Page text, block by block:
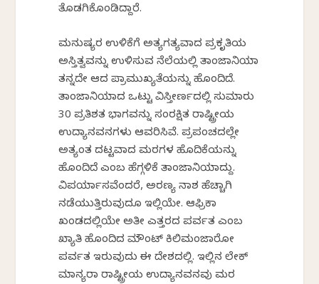
ತೊಡಗಿಕೊಂಡಿದ್ದಾರೆ.
ಮನುಷ್ಯರ ಉಳಿಕೆಗೆ ಅತ್ಯಗತ್ಯವಾದ ಪ್ರಕೃತಿಯ
ಅಸ್ತಿತ್ವವನ್ನು ಉಳಿಸುವ ನೆಲೆಯಲ್ಲಿ ತಾಂಜಾನಿಯಾ
ತನ್ನದೇ ಆದ ಪ್ರಾಮುಖ್ಯತೆಯನ್ನು ಹೊಂದಿದೆ.
ತಾಂಜಾನಿಯಾದ ಒಟ್ಟು ವಿಸ್ತೀರ್ಣದಲ್ಲಿ ಸುಮಾರು
30 ಪ್ರತಿಶತ ಭಾಗವನ್ನು ಸಂರಕ್ಷಿತ ರಾಷ್ಟ್ರೀಯ
ಉದ್ಯಾನವನಗಳು ಆವರಿಸಿವೆ. ಪ್ರಪಂಚದಲ್ಲೇ
ಅತ್ಯಂತ ದಟ್ಟವಾದ ಮರಗಳ ಹೊದಿಕೆಯನ್ನು
ಹೊಂದಿದೆ ಎಂಬ ಹೆಗ್ಗಳಿಕೆ ತಾಂಜಾನಿಯಾದ್ದು.
ವಿಪರ್ಯಾಸವೆಂದರೆ, ಅರಣ್ಯ ನಾಶ ಹೆಚ್ಚಾಗಿ
ನಡೆಯುತ್ತಿರುವುದೂ ಇಲ್ಲಿಯೇ. ಆಫ್ರಿಕಾ
ಖಂಡದಲ್ಲಿಯೇ ಅತೀ ಎತ್ತರದ ಪರ್ವತ ಎಂಬ
ಖ್ಯಾತಿ ಹೊಂದಿದ ಮೌಂಟ್ ಕಿಲಿಮಂಜಾರೋ
ಪರ್ವತ ಇರುವುದು ಈ ದೇಶದಲ್ಲಿ. ಇಲ್ಲಿನ ಲೇಕ್
ಮಾನ್ಯರಾ ರಾಷ್ಟ್ರೀಯ ಉದ್ಯಾನವನವು ಮರ